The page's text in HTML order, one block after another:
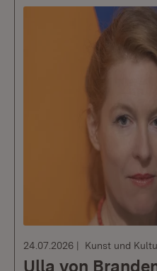
24.07.2026 Kunst und
Ulla von